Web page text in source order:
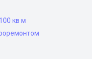
кв м